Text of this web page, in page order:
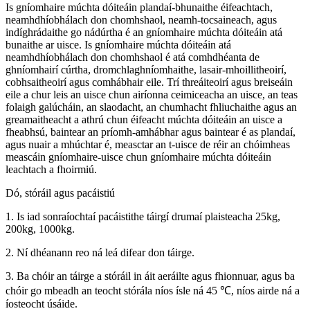
Is gníomhaire múchta dóiteáin plandaí-bhunaithe éifeachtach,
neamhdhíobhálach don chomhshaol, neamh-tocsaineach, agus
indíghrádaithe go nádúrtha é an gníomhaire múchta dóiteáin atá
bunaithe ar uisce. Is gníomhaire múchta dóiteáin atá
neamhdhíobhálach don chomhshaol é atá comhdhéanta de
ghníomhairí cúrtha, dromchlaghníomhaithe, lasair-mhoillitheoirí,
cobhsaitheoirí agus comhábhair eile. Trí threáiteoirí agus breiseáin
eile a chur leis an uisce chun airíonna ceimiceacha an uisce, an teas
folaigh galúcháin, an slaodacht, an chumhacht fhliuchaithe agus an
greamaitheacht a athrú chun éifeacht múchta dóiteáin an uisce a
fheabhsú, baintear an príomh-amhábhar agus baintear é as plandaí,
agus nuair a mhúchtar é, measctar an t-uisce de réir an chóimheas
meascáin gníomhaire-uisce chun gníomhaire múchta dóiteáin
leachtach a fhoirmiú.
Dó, stóráil agus pacáistiú
1. Is iad sonraíochtaí pacáistithe táirgí drumaí plaisteacha 25kg,
200kg, 1000kg.
2. Ní dhéanann reo ná leá difear don táirge.
3. Ba chóir an táirge a stóráil in áit aeráilte agus fhionnuar, agus ba
chóir go mbeadh an teocht stórála níos ísle ná 45 ℃, níos airde ná a
íosteocht úsáide.